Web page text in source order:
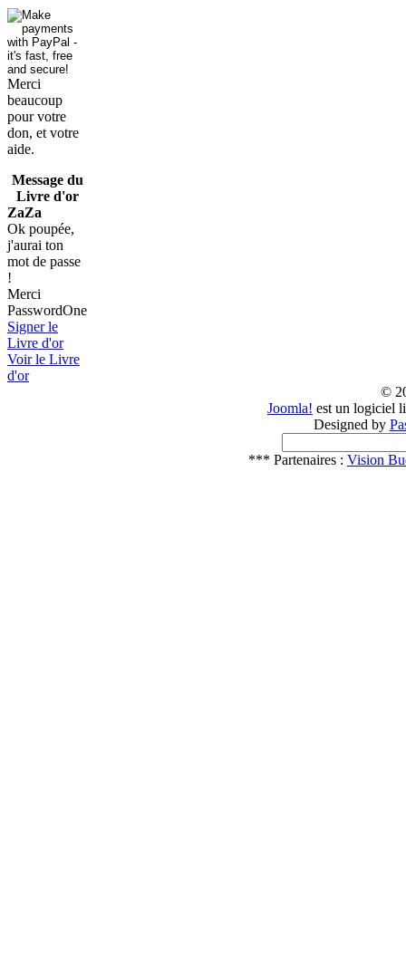
Merci
beaucoup
pour votre
don, et votre
aide.
Message du
Livre d'or
ZaZa
Ok poupée,
j'aurai ton
mot de passe
!
Merci
PasswordOne
Signer le
Livre d'or
Voir le Livre
d'or
©
Joomla! est un logiciel
Designed by
*** Partenaires : Vision